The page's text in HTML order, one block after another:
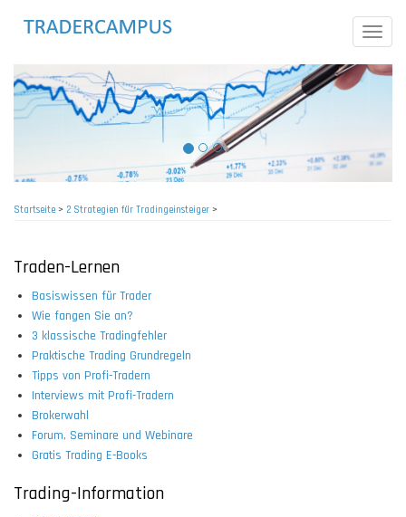
Toggle
Startseite> 2 Strategien für Tradingeinsteiger >
Traden-Lernen
Basiswissen für Trader
Wie fangen Sie an?
3 klassische Tradingfehler
Praktische Trading Grundregeln
Tipps von Profi-Tradern
Interviews mit Profi-Tradern
Brokerwahl
Forum, Seminare und Webinare
Gratis Trading E-Books
Trading-Information